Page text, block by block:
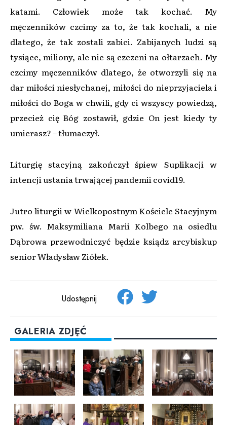
katami. Człowiek może tak kochać. My
męczenników czcimy za to, że tak kochali, a nie
dlatego, że tak zostali zabici. Zabijanych ludzi są
tysiące, miliony, ale nie są czczeni na ołtarzach. My
czcimy męczenników dlatego, że otworzyli się na
dar miłości niesłychanej, miłości do nieprzyjaciela i
miłości do Boga w chwili, gdy ci wszyscy powiedzą,
przecież cię Bóg zostawił, gdzie On jest kiedy ty
umierasz? – tłumaczył.
Liturgię stacyjną zakończył śpiew Suplikacji w
intencji ustania trwającej pandemii covid19.
Jutro liturgii w Wielkopostnym Kościele Stacyjnym
pw. św. Maksymiliana Marii Kolbego na osiedlu
Dąbrowa przewodniczyć będzie ksiądz arcybiskup
senior Władysław Ziółek.
Udostępnij
GALERIA ZDJĘĆ